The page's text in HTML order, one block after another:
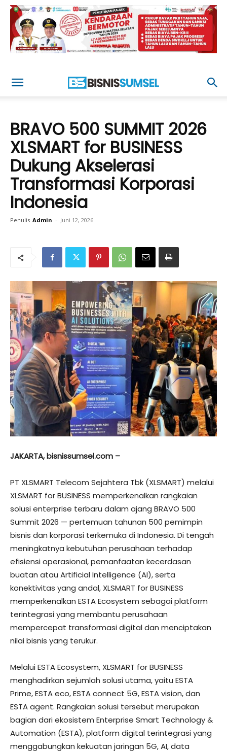
BRAVO 500 SUMMIT 2026
XLSMART for BUSINESS
Dukung Akselerasi
Transformasi Korporasi
Indonesia
Penulis Admin - Juni 12, 2026
JAKARTA, bisnissumsel.com –
PT XLSMART Telecom Sejahtera Tbk (XLSMART) melalui
XLSMART for BUSINESS memperkenalkan rangkaian
solusi enterprise terbaru dalam ajang BRAVO 500
Summit 2026 — pertemuan tahunan 500 pemimpin
bisnis dan korporasi terkemuka di Indonesia. Di tengah
meningkatnya kebutuhan perusahaan terhadap
efisiensi operasional, pemanfaatan kecerdasan
buatan atau Artificial Intelligence (AI), serta
konektivitas yang andal, XLSMART for BUSINESS
memperkenalkan ESTA Ecosystem sebagai platform
terintegrasi yang membantu perusahaan
mempercepat transformasi digital dan menciptakan
nilai bisnis yang terukur.
Melalui ESTA Ecosystem, XLSMART for BUSINESS
menghadirkan sejumlah solusi utama, yaitu ESTA
Prime, ESTA eco, ESTA connect 5G, ESTA vision, dan
ESTA agent. Rangkaian solusi tersebut merupakan
bagian dari ekosistem Enterprise Smart Technology &
Automation (ESTA), platform digital terintegrasi yang
menggabungkan kekuatan jaringan 5G, AI, data